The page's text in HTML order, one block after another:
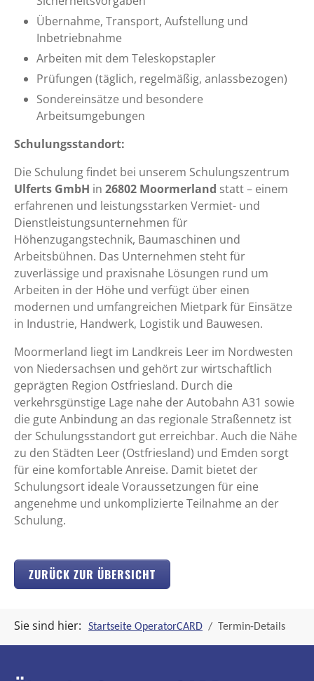
Übernahme, Transport, Aufstellung und
Inbetriebnahme
Arbeiten mit dem Teleskopstapler
Prüfungen (täglich, regelmäßig, anlassbezogen)
Sondereinsätze und besondere
Arbeitsumgebungen
Schulungsstandort:
Die Schulung findet bei unserem Schulungszentrum
Ulferts GmbH in 26802 Moormerland statt – einem
erfahrenen und leistungsstarken Vermiet- und
Dienstleistungsunternehmen für
Höhenzugangstechnik, Baumaschinen und
Arbeitsbühnen. Das Unternehmen steht für
zuverlässige und praxisnahe Lösungen rund um
Arbeiten in der Höhe und verfügt über einen
modernen und umfangreichen Mietpark für Einsätze
in Industrie, Handwerk, Logistik und Bauwesen.
Moormerland liegt im Landkreis Leer im Nordwesten
von Niedersachsen und gehört zur wirtschaftlich
geprägten Region Ostfriesland. Durch die
verkehrsgünstige Lage nahe der Autobahn A31 sowie
die gute Anbindung an das regionale Straßennetz ist
der Schulungsstandort gut erreichbar. Auch die Nähe
zu den Städten Leer (Ostfriesland) und Emden sorgt
für eine komfortable Anreise. Damit bietet der
Schulungsort ideale Voraussetzungen für eine
angenehme und unkomplizierte Teilnahme an der
Schulung.
ZURÜCK ZUR ÜBERSICHT
Sie sind hier: Startseite OperatorCARD Termin-Details